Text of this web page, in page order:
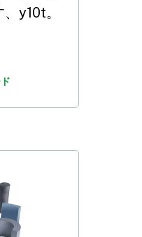
y10t。